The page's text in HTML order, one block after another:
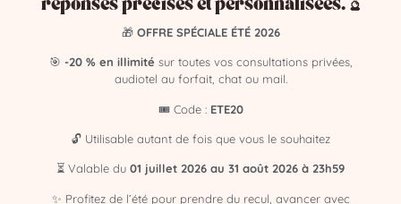
Alexis Médium ?
Médiumnité sincère, douce et percutante
Échanges clairs, authentiques et inspirants
Consultations confidentielles
Disponible tous les jours, accompagnement sérieux
📌 N’attendez plus pour lever vos doutes et recevoir les
réponses précises et personnalisées. 🔮
🎁 OFFRE SPÉCIALE ÉTÉ 2026
🎯 -20 % en illimité sur toutes vos consultations privées,
audiotel au forfait, chat ou mail.
🎟️ Code : ETE20
🔓 Utilisable autant de fois que vous le souhaitez
⏳ Valable du 01 juillet 2026 au 31 août 2026 à 23h59
✨ Profitez de l’été pour prendre du recul, avancer avec